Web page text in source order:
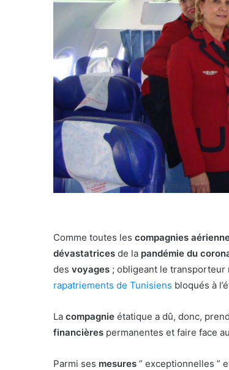
Comme toutes les compagnies
dévastatrices de la pandémie du
des voyages ; obligeant le transporteur
rapatriements de Tunisiens bloqués à
La compagnie étatique a dû, donc,
financières permanentes et faire face au
Parmi ses mesures ” exceptionnelles ”